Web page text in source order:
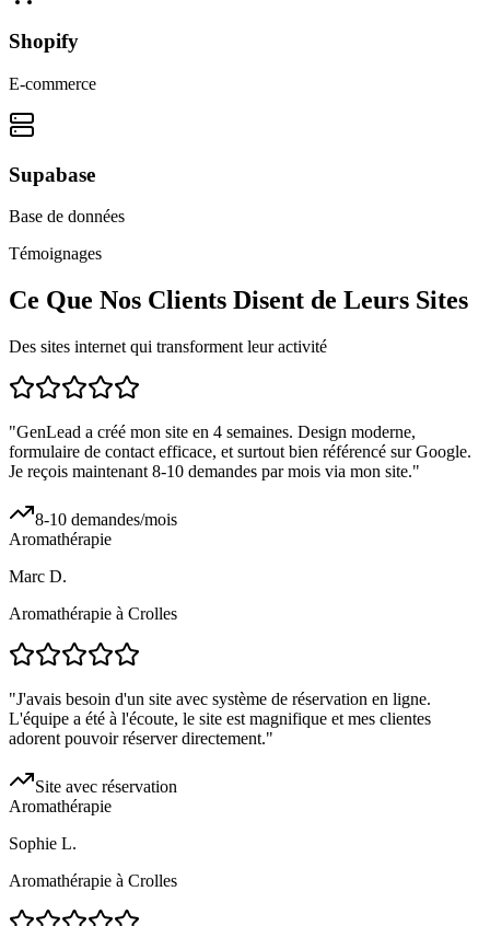
Shopify
E-commerce
Supabase
Base de données
Témoignages
Ce Que Nos Clients Disent de Leurs Sites
Des sites internet qui transforment leur activité
"GenLead a créé mon site en 4 semaines. Design moderne,
formulaire de contact efficace, et surtout bien référencé sur Google.
Je reçois maintenant 8-10 demandes par mois via mon site."
8-10 demandes/mois
Aromathérapie
Marc D.
Aromathérapie à Crolles
"J'avais besoin d'un site avec système de réservation en ligne.
L'équipe a été à l'écoute, le site est magnifique et mes clientes
adorent pouvoir réserver directement."
Site avec réservation
Aromathérapie
Sophie L.
Aromathérapie à Crolles